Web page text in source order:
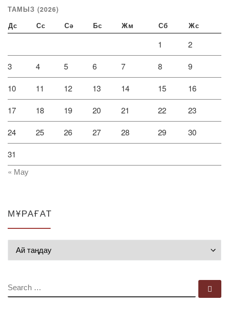
ТАМЫЗ (2026)
Дс Сс Сә Бс Жм Сб Жс
1 2
3 4 5 6 7 8 9
10 11 12 13 14 15 16
17 18 19 20 21 22 23
24 25 26 27 28 29 30
31
« Мау
МҰРАҒАТ
SEARCH